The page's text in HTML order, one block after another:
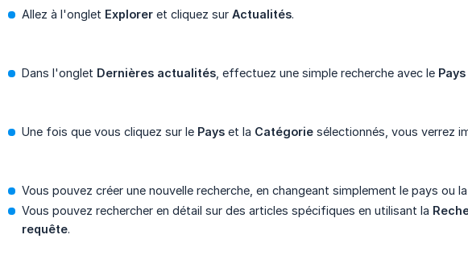
Allez à l'onglet Explorer et cliquez sur Actualités.
Dans l'onglet Dernières actualités , effectuez une simple recherche avec le Pays
Une fois que vous cliquez sur le Pays et la Catégorie sélectionnés, vous verrez
Vous pouvez créer une nouvelle recherche, en changeant simplement le pays ou
Vous pouvez rechercher en détail sur des articles spécifiques en utilisant la
requête.